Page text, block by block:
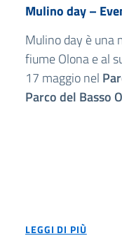
Mulino day –
Mulino day è una
fiume Olona e al
17 maggio nel
Parco del Basso
LEGGI DI PIÙ